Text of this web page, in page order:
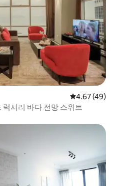
평점 4.67점(5
4.67 (49)
럭셔리 바다 전망 스위트